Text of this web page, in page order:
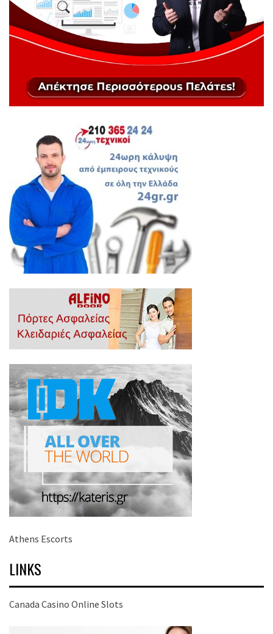
Athens Escorts
LINKS
Canada Casino Online Slots